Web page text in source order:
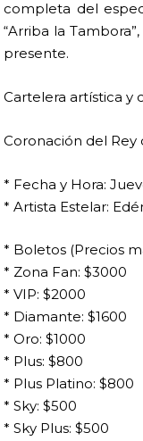
completa del
“Arriba la
presente.
Cartelera artística y
Coronación del Rey
* Fecha y Hora:
* Artista Estelar:
* Boletos (Precios
* Zona Fan: $3000
* VIP: $2000
* Diamante: $1600
* Oro: $1000
* Plus: $800
* Plus Platino: $800
* Sky: $500
* Sky Plus: $500